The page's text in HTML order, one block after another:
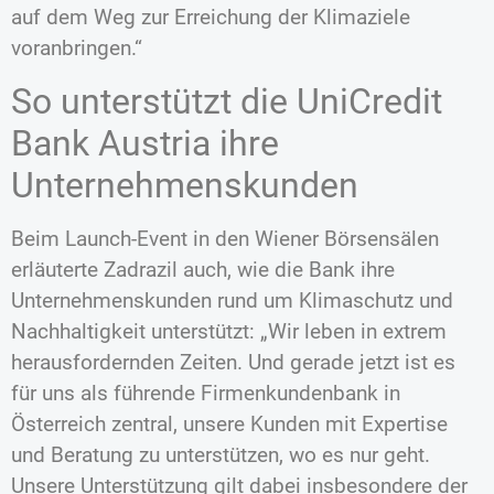
auf dem Weg zur Erreichung der Klimaziele
voranbringen.“
So unterstützt die UniCredit
Bank Austria ihre
Unternehmenskunden
Beim Launch-Event in den Wiener Börsensälen
erläuterte Zadrazil auch, wie die Bank ihre
Unternehmenskunden rund um Klimaschutz und
Nachhaltigkeit unterstützt: „Wir leben in extrem
herausfordernden Zeiten. Und gerade jetzt ist es
für uns als führende Firmenkundenbank in
Österreich zentral, unsere Kunden mit Expertise
und Beratung zu unterstützen, wo es nur geht.
Unsere Unterstützung gilt dabei insbesondere der